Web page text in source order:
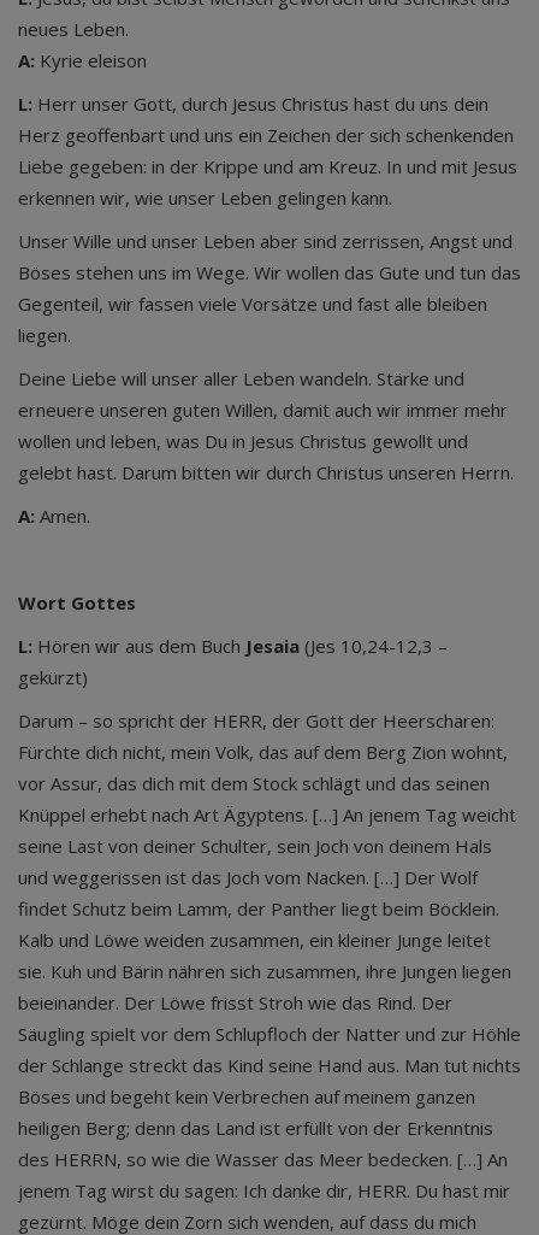
neues Leben.
A: Kyrie eleison
L: Herr unser Gott, durch Jesus Christus hast du uns dein
Herz geoffenbart und uns ein Zeichen der sich schenkenden
Liebe gegeben: in der Krippe und am Kreuz. In und mit Jesus
erkennen wir, wie unser Leben gelingen kann.
Unser Wille und unser Leben aber sind zerrissen, Angst und
Böses stehen uns im Wege. Wir wollen das Gute und tun das
Gegenteil, wir fassen viele Vorsätze und fast alle bleiben
liegen.
Deine Liebe will unser aller Leben wandeln. Stärke und
erneuere unseren guten Willen, damit auch wir immer mehr
wollen und leben, was Du in Jesus Christus gewollt und
gelebt hast. Darum bitten wir durch Christus unseren Herrn.
A: Amen.
Wort Gottes
L: Hören wir aus dem Buch Jesaia (Jes 10,24-12,3 –
gekürzt)
Darum – so spricht der HERR, der Gott der Heerscharen:
Fürchte dich nicht, mein Volk, das auf dem Berg Zion wohnt,
vor Assur, das dich mit dem Stock schlägt und das seinen
Knüppel erhebt nach Art Ägyptens. […] An jenem Tag weicht
seine Last von deiner Schulter, sein Joch von deinem Hals
und weggerissen ist das Joch vom Nacken. […] Der Wolf
findet Schutz beim Lamm, der Panther liegt beim Böcklein.
Kalb und Löwe weiden zusammen, ein kleiner Junge leitet
sie. Kuh und Bärin nähren sich zusammen, ihre Jungen liegen
beieinander. Der Löwe frisst Stroh wie das Rind. Der
Säugling spielt vor dem Schlupfloch der Natter und zur Höhle
der Schlange streckt das Kind seine Hand aus. Man tut nichts
Böses und begeht kein Verbrechen auf meinem ganzen
heiligen Berg; denn das Land ist erfüllt von der Erkenntnis
des HERRN, so wie die Wasser das Meer bedecken. […] An
jenem Tag wirst du sagen: Ich danke dir, HERR. Du hast mir
gezürnt. Möge dein Zorn sich wenden, auf dass du mich